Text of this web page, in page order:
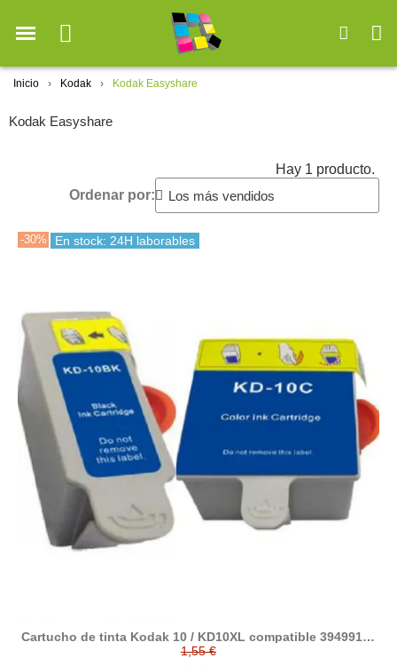
Inicio Kodak Kodak Easyshare
Kodak Easyshare
Hay 1 producto.
Ordenar por:
-30% En stock: 24H laborables
Cartucho de tinta Kodak 10 / KD10XL compatible 3949914 /
3949930
1,55 €